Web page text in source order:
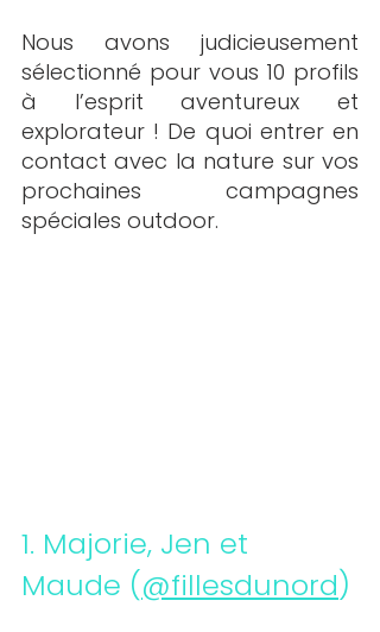
Nous avons judicieusement
sélectionné pour vous 10 profils
à l’esprit aventureux et
explorateur ! De quoi entrer en
contact avec la nature sur vos
prochaines campagnes
spéciales outdoor.
1. Majorie, Jen et
Maude (@fillesdunord)